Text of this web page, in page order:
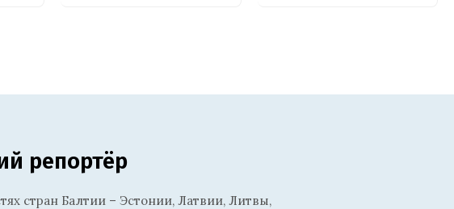
репортёр
стран Балтии – Эстонии, Латвии, Литвы,